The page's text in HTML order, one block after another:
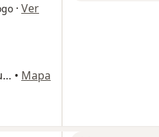
· Ver
Tuxpan (Hospital Dalinde), 29-523, Cuauhtémoc • Mapa